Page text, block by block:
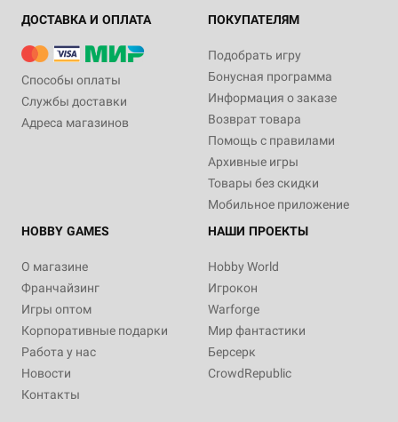
ДОСТАВКА И ОПЛАТА
Способы оплаты
Службы доставки
Адреса магазинов
ПОКУПАТЕЛЯМ
Подобрать игру
Бонусная программа
Информация о заказе
Возврат товара
Помощь с правилами
Архивные игры
Товары без скидки
Мобильное приложение
HOBBY GAMES
О магазине
Франчайзинг
Игры оптом
Корпоративные подарки
Работа у нас
Новости
Контакты
НАШИ ПРОЕКТЫ
Hobby World
Игрокон
Warforge
Мир фантастики
Берсерк
CrowdRepublic